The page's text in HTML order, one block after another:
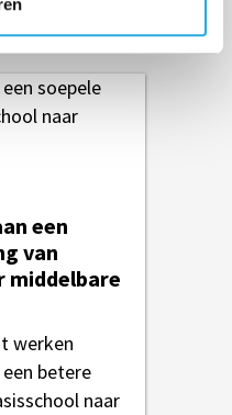
een
van
middelbare
werken
betere
naar